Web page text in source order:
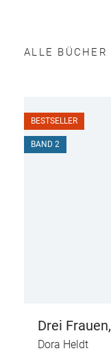
ALLE BÜCHER
BESTSELLER
BAND 2
Drei
Dora Heldt